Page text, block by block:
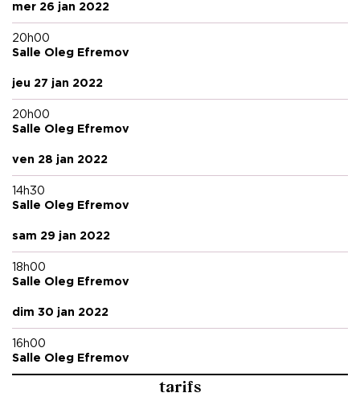
mer 26 jan 2022
20h00
Salle Oleg Efremov
jeu 27 jan 2022
20h00
Salle Oleg Efremov
ven 28 jan 2022
14h30
Salle Oleg Efremov
sam 29 jan 2022
18h00
Salle Oleg Efremov
dim 30 jan 2022
16h00
Salle Oleg Efremov
tarifs